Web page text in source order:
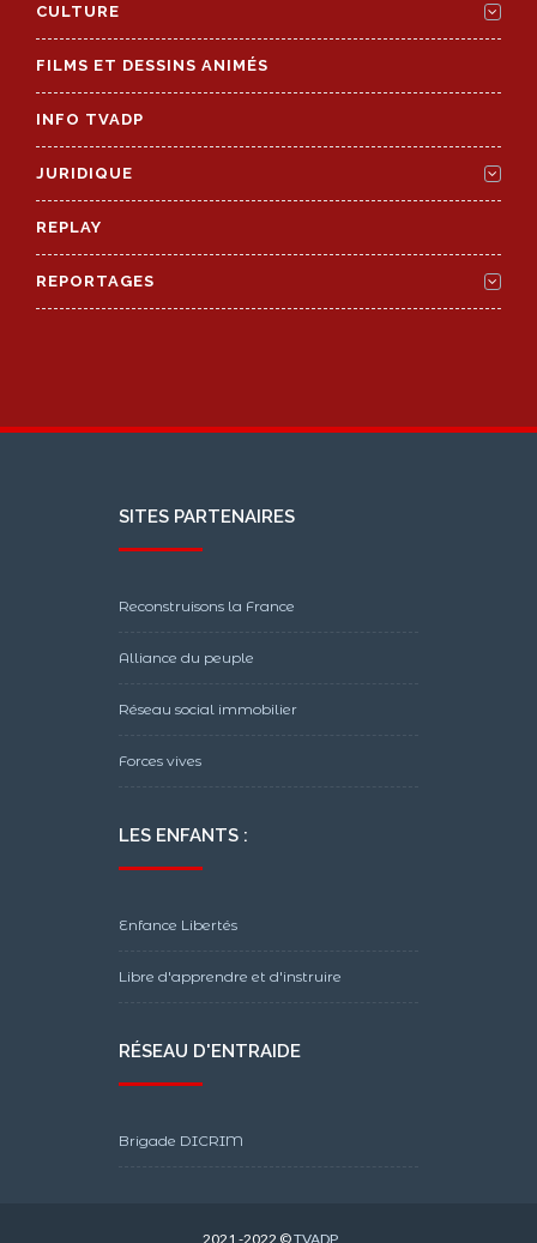
CULTURE
FILMS ET DESSINS ANIMÉS
INFO TVADP
JURIDIQUE
REPLAY
REPORTAGES
SITES PARTENAIRES
Reconstruisons la France
Alliance du peuple
Réseau social immobilier
Forces vives
LES ENFANTS :
Enfance Libertés
Libre d'apprendre et d'instruire
RÉSEAU D'ENTRAIDE
Brigade DICRIM
2021 -2022 ©TVADP